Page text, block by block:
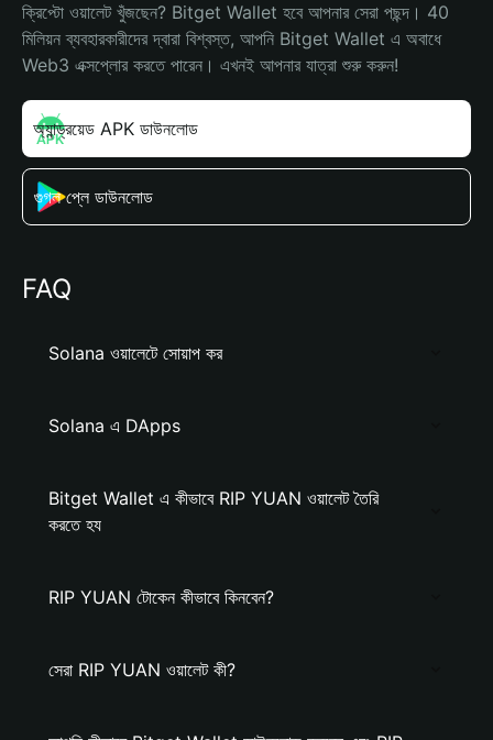
ক্রিপ্টো ওয়ালেট খুঁজছেন? Bitget Wallet হবে আপনার সেরা পছন্দ। 40
মিলিয়ন ব্যবহারকারীদের দ্বারা বিশ্বস্ত, আপনি Bitget Wallet এ অবাধে
Web3 এক্সপ্লোর করতে পারেন। এখনই আপনার যাত্রা শুরু করুন!
অ্যান্ড্রয়েড APK ডাউনলোড
গুগল প্লে ডাউনলোড
FAQ
Solana ওয়ালেটে সোয়াপ কর
Solana এ DApps
Bitget Wallet এ কীভাবে RIP YUAN ওয়ালেট তৈরি
করতে হয
RIP YUAN টোকেন কীভাবে কিনবেন?
সেরা RIP YUAN ওয়ালেট কী?